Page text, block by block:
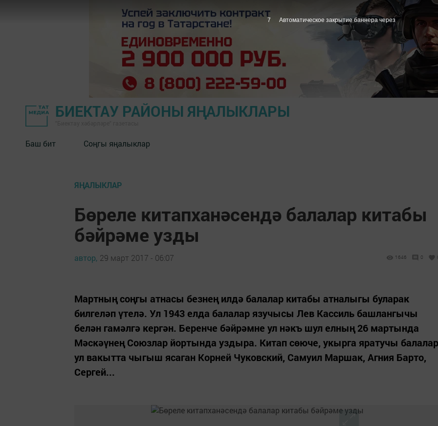
БИЕКТАУ РАЙОНЫ ЯҢАЛЫКЛАРЫ
Баш бит Соңгы яңалыклар
ЯҢАЛЫКЛАР
Бөреле китапханәсендә балалар китабы
бәйрәме узды
автор, 29 март 2017 - 06:07 1646 0
Мартның соңгы атнасы безнең илдә балалар китабы атналыгы буларак
билгеләп үтелә. Ул 1943 елда балалар язучысы Лев Кассиль башлангычы
белән гамәлгә кергән. Беренче бәйрәмне ул нәкъ шул елның 26 мартында
Мәскәүнең Союзлар йортында уздыра. Китап сөюче, укырга яратучы балалар
ул вакытта чыгыш ясаган Корней Чуковский, Самуил Маршак, Агния Барто,
Сергей...
6 Автоматическое закрытие баннера через